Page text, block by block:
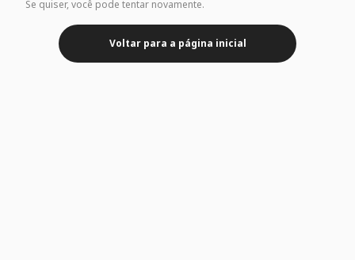
Se quiser, você pode tentar novamente.
Voltar para a página inicial